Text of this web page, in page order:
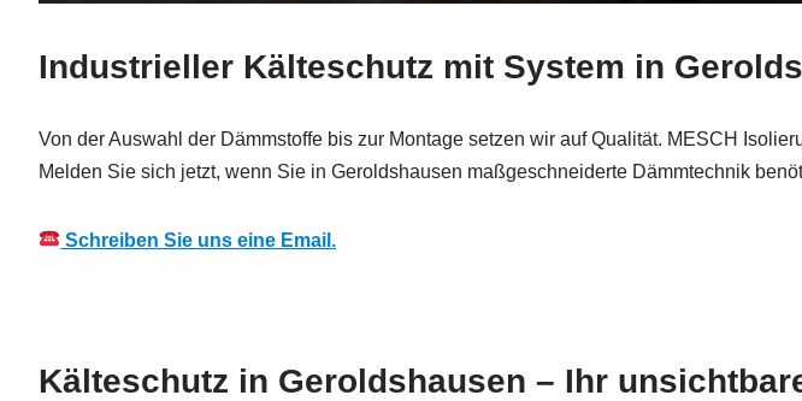
Industrieller Kälteschutz mit System in
Von der Auswahl der Dämmstoffe bis zur Montage setzen wir auf Qualität. MESCH
Melden Sie sich jetzt, wenn Sie in Geroldshausen maßgeschneiderte Dämmtechnik
Schreiben Sie uns eine Email.
Kälteschutz in Geroldshausen – Ihr